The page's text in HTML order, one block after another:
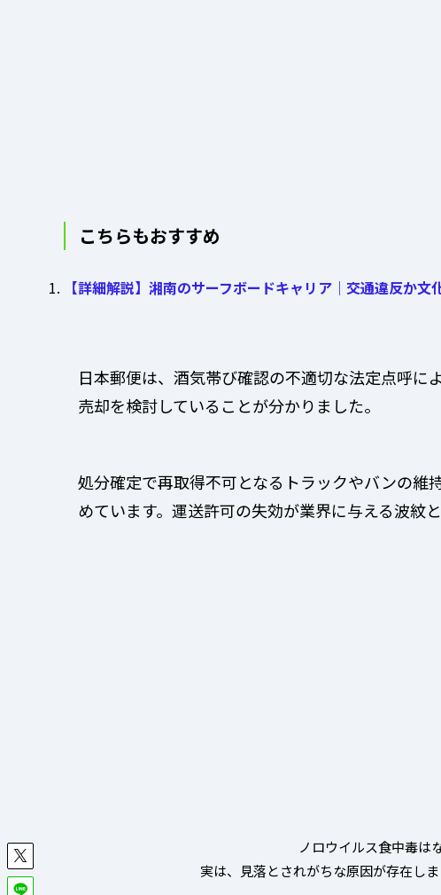
こちらもおすすめ
【詳細解説】湘南のサーフボードキャリア｜交通違反か文
日本郵便は、酒気帯び確認の不適切な法定点呼
売却を検討していることが分かりました。
処分確定で再取得不可となるトラックやバンの
めています。運送許可の失効が業界に与える波紋
ノロウイルス食中毒は
実は、見落とされがちな原因が存在し